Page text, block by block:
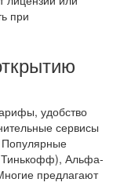
при
удобство
сервисы
Популярные
Тинькофф), Альфа-
предлагают